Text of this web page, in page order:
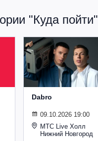
"Куда пойти"
Dabro
09.10.2026 19:00
МТС Live Холл
Нижний Новгород